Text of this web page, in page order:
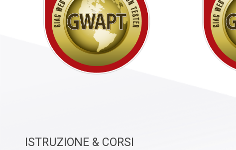
ISTRUZIONE & CORSI